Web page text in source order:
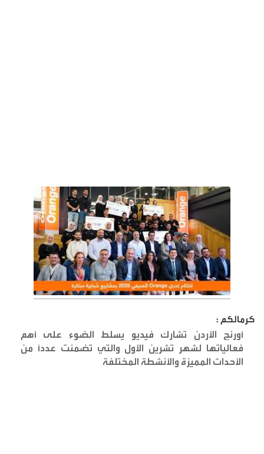
كرمالكم :
أورنج الأردن تشارك فيديو يسلط الضوء على أهم
فعالياتها لشهر تشرين الأول والتي تضمنت عدداً من
الأحداث المميزة والأنشطة المختلفة